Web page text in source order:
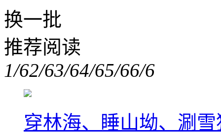
换一批
推荐阅读
1/62/63/64/65/66/6
穿林海、睡山坳、涮